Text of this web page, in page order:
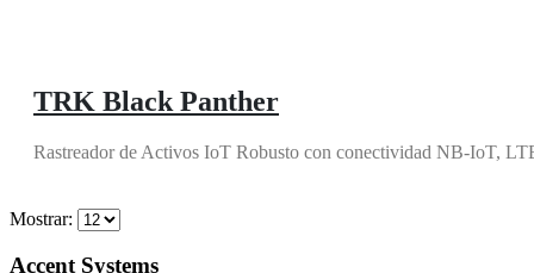
TRK Black Panther
Rastreador de Activos IoT Robusto con conectividad NB-IoT,
Mostrar:
Accent Systems